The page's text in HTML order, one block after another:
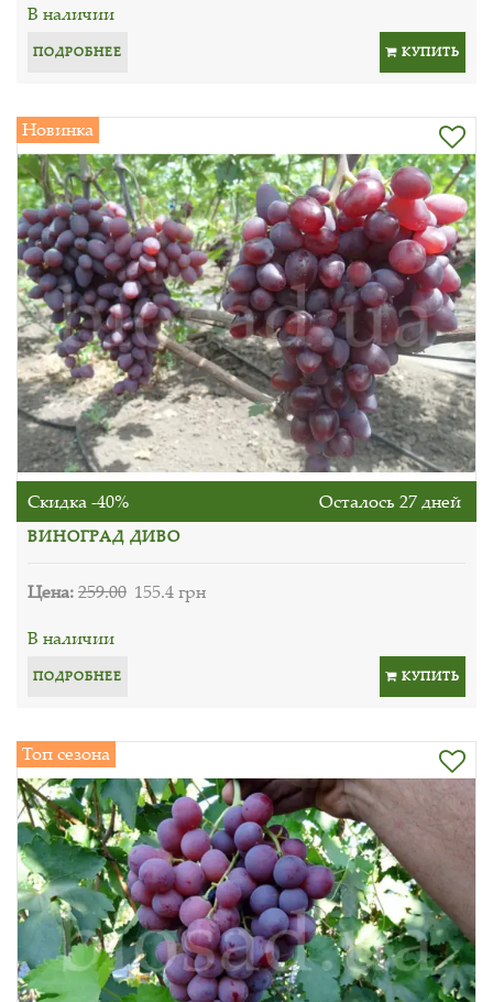
В наличии
ПОДРОБНЕЕ КУПИТЬ
Новинка
Скидка -40% Осталось 27 дней
ВИНОГРАД ДИВО
Цена:259.00 155.4 грн
В наличии
ПОДРОБНЕЕ КУПИТЬ
Топ сезона